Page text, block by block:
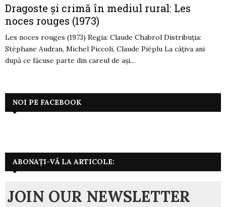
Dragoste și crimă în mediul rural: Les
noces rouges (1973)
Les noces rouges (1973) Regia: Claude Chabrol Distribuția:
Stéphane Audran, Michel Piccoli, Claude Piéplu La câțiva ani
după ce făcuse parte din careul de ași...
NOI PE FACEBOOK
ABONAȚI-VĂ LA ARTICOLE:
JOIN OUR NEWSLETTER